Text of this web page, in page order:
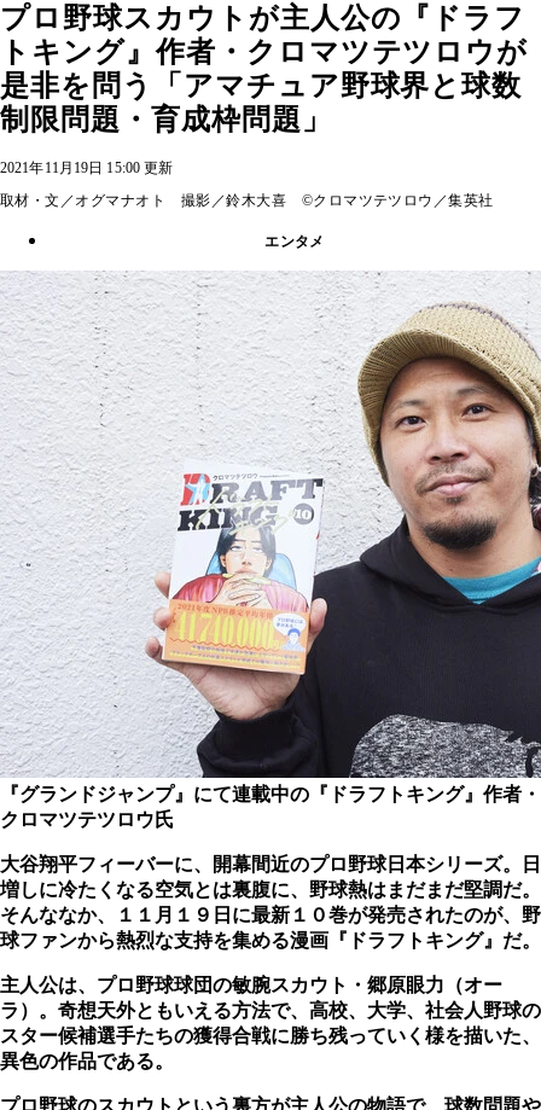
プロ野球スカウトが主人公の『ドラフ
トキング』作者・クロマツテツロウが
是非を問う「アマチュア野球界と球数
制限問題・育成枠問題」
2021年11月19日 15:00 更新
取材・文／オグマナオト 撮影／鈴木大喜 ©クロマツテツロウ／集英社
エンタメ
『グランドジャンプ』にて連載中の『ドラフトキング』作者・
クロマツテツロウ氏
大谷翔平フィーバーに、開幕間近のプロ野球日本シリーズ。日
増しに冷たくなる空気とは裏腹に、野球熱はまだまだ堅調だ。
そんななか、１１月１９日に最新１０巻が発売されたのが、野
球ファンから熱烈な支持を集める漫画『ドラフトキング』だ。
主人公は、プロ野球球団の敏腕スカウト・郷原眼力（オー
ラ）。奇想天外ともいえる方法で、高校、大学、社会人野球の
スター候補選手たちの獲得合戦に勝ち残っていく様を描いた、
異色の作品である。
プロ野球のスカウトという裏方が主人公の物語で、球数問題や